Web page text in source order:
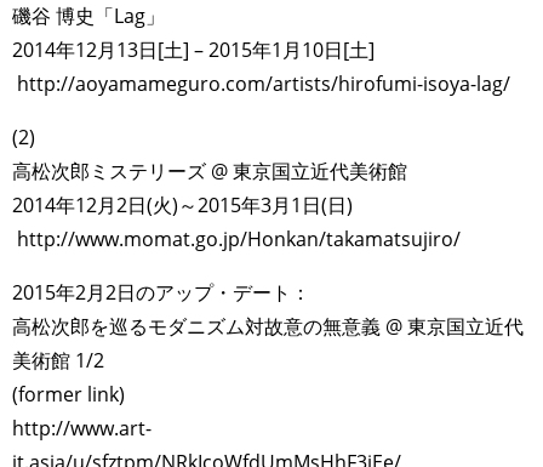
磯谷 博史「Lag」
2014年12月13日[土] – 2015年1月10日[土]
http://aoyamameguro.com/artists/hirofumi-isoya-lag/
(2)
高松次郎ミステリーズ @ 東京国立近代美術館
2014年12月2日(火)～2015年3月1日(日)
http://www.momat.go.jp/Honkan/takamatsujiro/
2015年2月2日のアップ・デート：
高松次郎を巡るモダニズム対故意の無意義 @ 東京国立近代
美術館 1/2
(former link)
http://www.art-